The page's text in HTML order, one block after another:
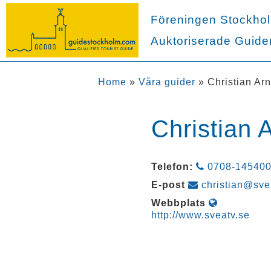
Föreningen
Auktoriserade
Home » Våra guider » Christian
Christian
Telefon:
0708-145400
E-post
Webbplats
http://www.sveatv.se